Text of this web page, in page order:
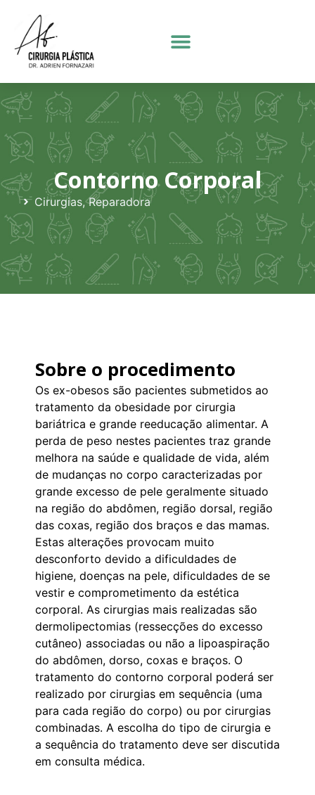
Contorno Corporal
Cirurgias,Reparadora
Sobre o procedimento
Os ex-obesos são pacientes submetidos ao
tratamento da obesidade por cirurgia
bariátrica e grande reeducação alimentar. A
perda de peso nestes pacientes traz grande
melhora na saúde e qualidade de vida, além
de mudanças no corpo caracterizadas por
grande excesso de pele geralmente situado
na região do abdômen, região dorsal, região
das coxas, região dos braços e das mamas.
Estas alterações provocam muito
desconforto devido a dificuldades de
higiene, doenças na pele, dificuldades de se
vestir e comprometimento da estética
corporal. As cirurgias mais realizadas são
dermolipectomias (ressecções do excesso
cutâneo) associadas ou não a lipoaspiração
do abdômen, dorso, coxas e braços. O
tratamento do contorno corporal poderá ser
realizado por cirurgias em sequência (uma
para cada região do corpo) ou por cirurgias
combinadas. A escolha do tipo de cirurgia e
a sequência do tratamento deve ser discutida
em consulta médica.